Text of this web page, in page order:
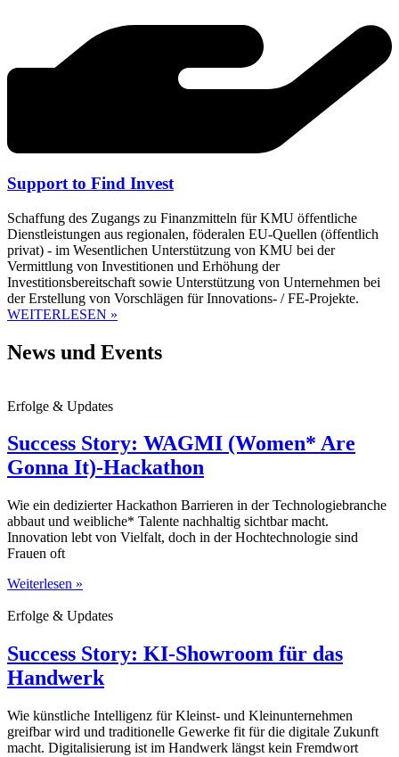
Support to Find Invest
Schaffung des Zugangs zu Finanzmitteln für KMU öffentliche
Dienstleistungen aus regionalen, föderalen EU-Quellen (öffentlich
privat) - im Wesentlichen Unterstützung von KMU bei der
Vermittlung von Investitionen und Erhöhung der
Investitionsbereitschaft sowie Unterstützung von Unternehmen bei
der Erstellung von Vorschlägen für Innovations- / FE-Projekte.
WEITERLESEN »
News und Events
Erfolge & Updates
Success Story: WAGMI (Women* Are
Gonna It)-Hackathon
Wie ein dedizierter Hackathon Barrieren in der Technologiebranche
abbaut und weibliche* Talente nachhaltig sichtbar macht.
Innovation lebt von Vielfalt, doch in der Hochtechnologie sind
Frauen oft
Weiterlesen »
Erfolge & Updates
Success Story: KI-Showroom für das
Handwerk
Wie künstliche Intelligenz für Kleinst- und Kleinunternehmen
greifbar wird und traditionelle Gewerke fit für die digitale Zukunft
macht. Digitalisierung ist im Handwerk längst kein Fremdwort